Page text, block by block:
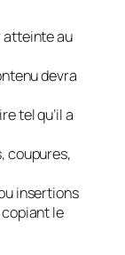
atteinte au
devra
tel qu’il a
coupures,
insertions
le